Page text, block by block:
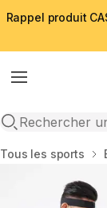
Rappel produit
Menu
Open search
Accueil
Tous les sports